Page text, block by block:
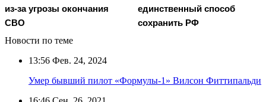
из-за угрозы окончания
СВО
единственный способ
сохранить РФ
Новости по теме
13:56 Фев. 24, 2024
Умер бывший пилот «Формулы-1» Вилсон Фиттипальди